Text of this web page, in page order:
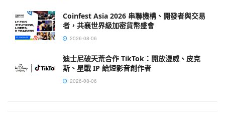
Coinfest Asia 2026 串聯機構、開發者與交易
者，共襄世界級加密貨幣盛會
2026-08-06
迪士尼破天荒合作 TikTok：開放漫威、皮克
斯、星戰 IP 給短影音創作者
2026-08-06